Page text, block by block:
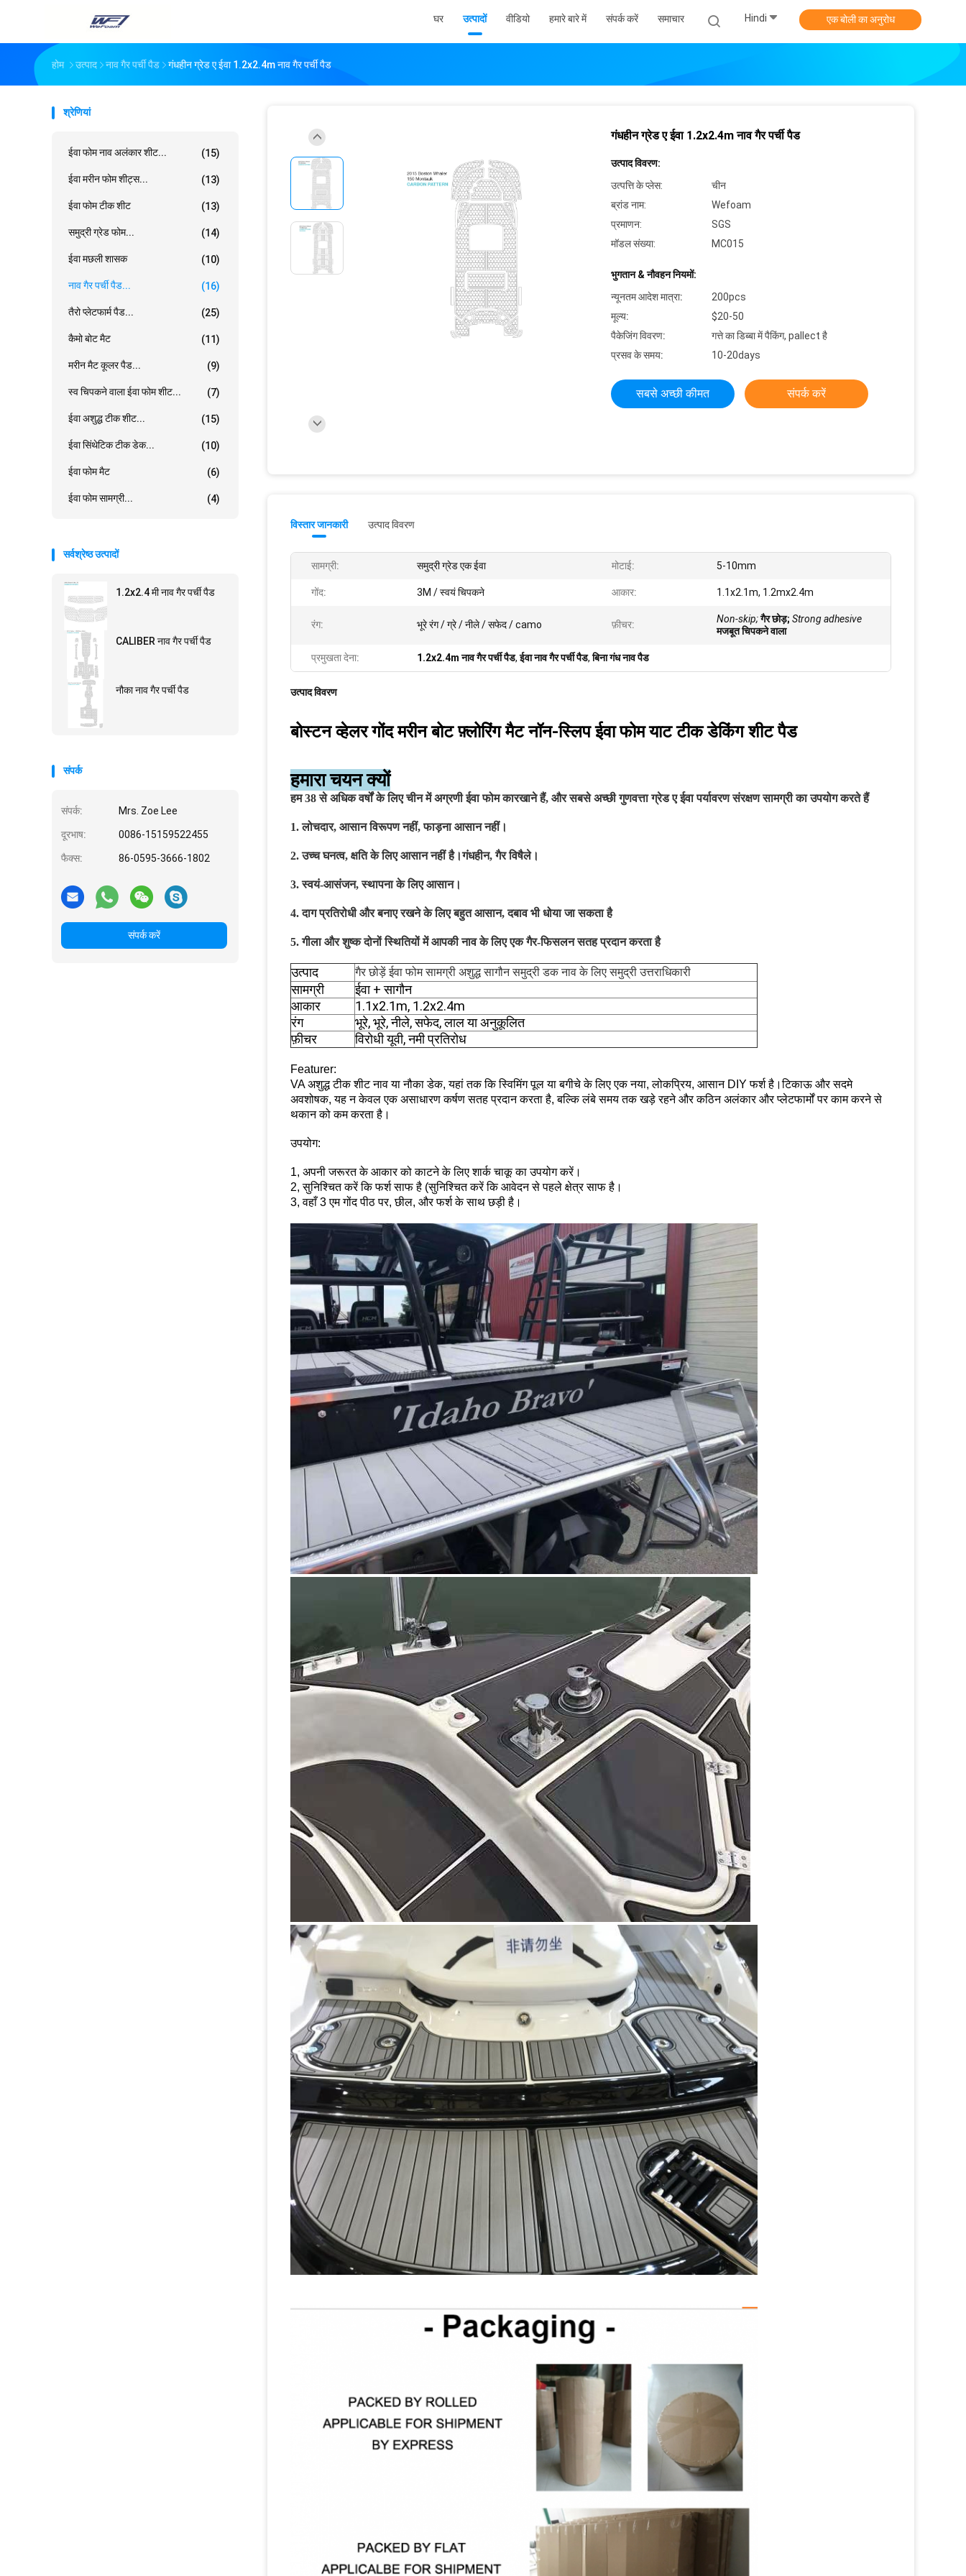
घर उत्पादों वीडियो हमारे बारे में संपर्क करें समाचार Hindi एक बोली का अनुरोध
होम उत्पाद नाव गैर पर्ची पैड गंधहीन ग्रेड ए ईवा 1.2x2.4m नाव गैर पर्ची पैड
श्रेणियां
ईवा फोम नाव अलंकार शीट... (15)
ईवा मरीन फोम शीट्स... (13)
ईवा फोम टीक शीट (13)
समुद्री ग्रेड फोम... (14)
ईवा मछली शासक (10)
नाव गैर पर्ची पैड... (16)
तैरो प्लेटफार्म पैड... (25)
कैमो बोट मैट (11)
मरीन मैट कूलर पैड... (9)
स्व चिपकने वाला ईवा फोम शीट... (7)
ईवा अशुद्ध टीक शीट... (15)
ईवा सिंथेटिक टीक डेक... (10)
ईवा फोम मैट (6)
ईवा फोम सामग्री... (4)
सर्वश्रेष्ठ उत्पादों
1.2x2.4 मी नाव गैर पर्ची पैड
CALIBER नाव गैर पर्ची पैड
नौका नाव गैर पर्ची पैड
संपर्क
संपर्क: Mrs. Zoe Lee
दूरभाष: 0086-15159522455
फैक्स: 86-0595-3666-1802
संपर्क करें
गंधहीन ग्रेड ए ईवा 1.2x2.4m नाव गैर पर्ची पैड
उत्पाद विवरण:
उत्पत्ति के प्लेस:
चीन
ब्रांड नाम:
Wefoam
प्रमाणन:
SGS
मॉडल संख्या:
MC015
भुगतान & नौवहन नियमों:
न्यूनतम आदेश मात्रा:
200pcs
मूल्य:
$20-50
पैकेजिंग विवरण:
गत्ते का डिब्बा में पैकिंग, pallect है
प्रसव के समय:
10-20days
सबसे अच्छी कीमत संपर्क करें
विस्तार जानकारी उत्पाद विवरण
सामग्री: समुद्री ग्रेड एक ईवा मोटाई: 5-10mm
गोंद: 3M / स्वयं चिपकने आकार: 1.1x2.1m, 1.2mx2.4m
रंग: भूरे रंग / ग्रे / नीले / सफेद / camo फ़ीचर: Non-skip;गैर छोड़; Strong adhesive
मजबूत चिपकने वाला
प्रमुखता देना: 1.2x2.4m नाव गैर पर्ची पैड,ईवा नाव गैर पर्ची पैड,बिना गंध नाव पैड
उत्पाद विवरण
बोस्टन व्हेलर गोंद मरीन बोट फ़्लोरिंग मैट नॉन-स्लिप ईवा फोम याट टीक डेकिंग शीट पैड
हमारा चयन क्यों
हम 38 से अधिक वर्षों के लिए चीन में अग्रणी ईवा फोम कारखाने हैं, और सबसे अच्छी गुणवत्ता ग्रेड ए ईवा पर्यावरण संरक्षण सामग्री का उपयोग करते हैं
1. लोचदार, आसान विरूपण नहीं, फाड़ना आसान नहीं।
2. उच्च घनत्व, क्षति के लिए आसान नहीं है।गंधहीन, गैर विषैले।
3. स्वयं-आसंजन, स्थापना के लिए आसान।
4. दाग प्रतिरोधी और बनाए रखने के लिए बहुत आसान, दबाव भी धोया जा सकता है
5. गीला और शुष्क दोनों स्थितियों में आपकी नाव के लिए एक गैर-फिसलन सतह प्रदान करता है
उत्पाद गैर छोड़ें ईवा फोम सामग्री अशुद्ध सागौन समुद्री डक नाव के लिए समुद्री उत्तराधिकारी
सामग्री
ईवा + सागौन
आकार
1.1x2.1m, 1.2x2.4m
रंग
भूरे, भूरे, नीले, सफेद, लाल या अनुकूलित
फ़ीचर
विरोधी यूवी, नमी प्रतिरोध
Featurer:
VA अशुद्ध टीक शीट नाव या नौका डेक, यहां तक ​​कि स्विमिंग पूल या बगीचे के लिए एक नया, लोकप्रिय, आसान DIY फर्श है।टिकाऊ और सदमे
अवशोषक, यह न केवल एक असाधारण कर्षण सतह प्रदान करता है, बल्कि लंबे समय तक खड़े रहने और कठिन अलंकार और प्लेटफार्मों पर काम करने से
थकान को कम करता है।
उपयोग:
1, अपनी जरूरत के आकार को काटने के लिए शार्क चाकू का उपयोग करें।
2, सुनिश्चित करें कि फर्श साफ है (सुनिश्चित करें कि आवेदन से पहले क्षेत्र साफ है।
3, वहाँ 3 एम गोंद पीठ पर, छील, और फर्श के साथ छड़ी है।